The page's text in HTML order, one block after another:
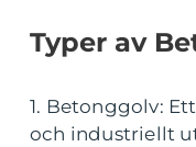
Typer av
1. Betonggolv:
och industriellt